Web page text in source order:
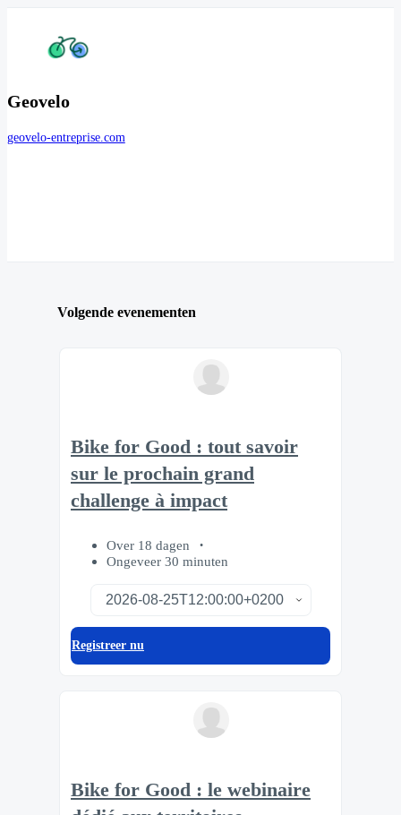
Geovelo
geovelo-entreprise.com
Volgende evenementen
Bike for Good : tout savoir
sur le prochain grand
challenge à impact
Over 18 dagen
Ongeveer 30 minuten
Registreer nu
Bike for Good : le webinaire